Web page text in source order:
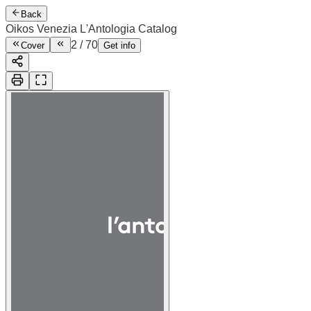
Back
Oikos Venezia L'Antologia Catalog
Cover 3 /70 Get info